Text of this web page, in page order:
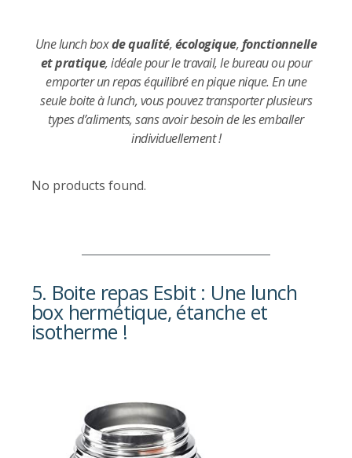
Une lunch boxde qualité,écologique,fonctionnelle
et pratique, idéale pour le travail, le bureau ou pour
emporter un repas équilibré en pique nique. En une
seule boite à lunch, vous pouvez transporter plusieurs
types d’aliments, sans avoir besoin de les emballer
individuellement !
No products found.
5. Boite repas Esbit : Une lunch
box hermétique, étanche et
isotherme !